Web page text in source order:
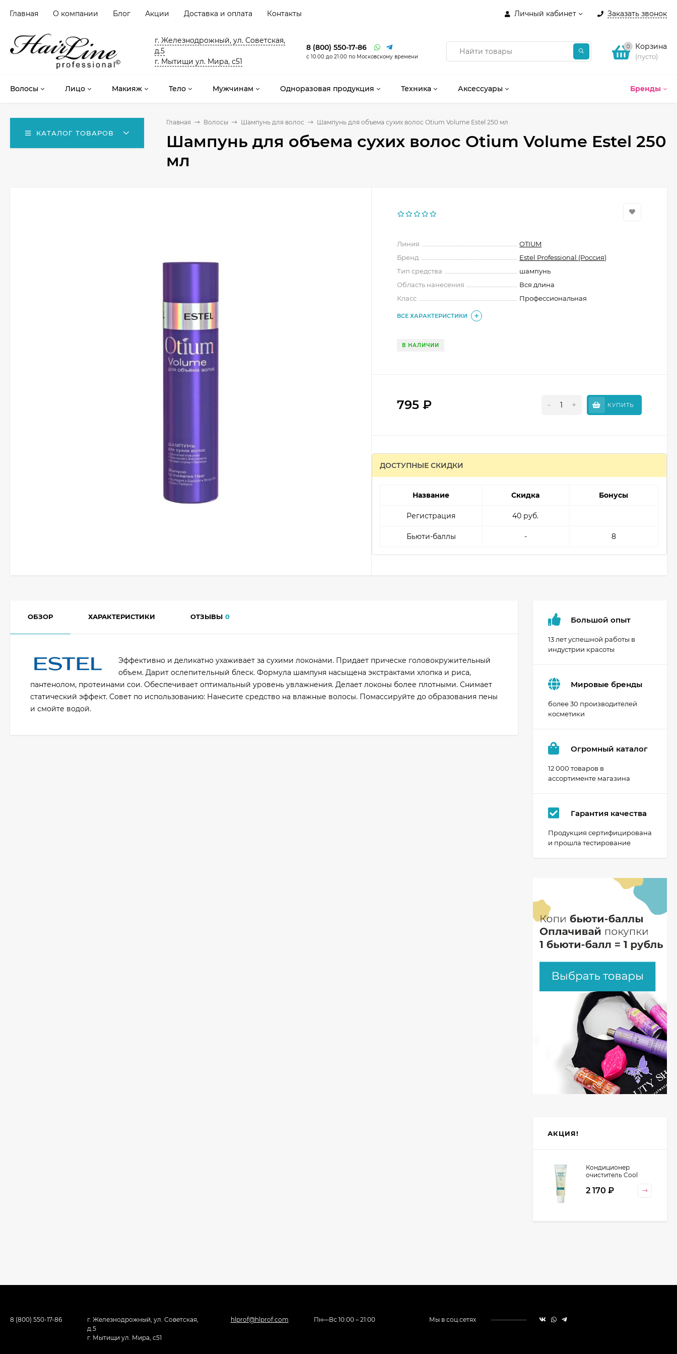
Личный кабинет Заказать звонок
Главная О компании Блог Акции Доставка и оплата Контакты
г. Железнодрожный, ул. Советская,
д.5
г. Мытищи ул. Мира, с51
8 (800) 550-17-86
с 10:00 до 21:00 по Московскому времени
0 Корзина
(пусто)
Бренды
Волосы Лицо Макияж Тело Мужчинам Одноразовая продукция Техника Аксессуары
КАТАЛОГ ТОВАРОВ
Главная Волосы Шампунь для волос Шампунь для объема сухих волос Otium Volume Estel 250 мл
Шампунь для объема сухих волос Otium Volume Estel 250
мл
Линия
OTIUM
Бренд
Estel Professional (Россия)
Тип средства
шампунь
Область нанесения
Вся длина
Класс
Профессиональная
ВСЕ ХАРАКТЕРИСТИКИ
В НАЛИЧИИ
795₽ - + КУПИТЬ
ДОСТУПНЫЕ СКИДКИ
Название Скидка Бонусы
Регистрация 40 руб.
Бьюти-баллы - 8
ОБЗОР ХАРАКТЕРИСТИКИ ОТЗЫВЫ 0
Эффективно и деликатно ухаживает за сухими локонами. Придает прическе головокружительный
объем. Дарит ослепительный блеск. Формула шампуня насыщена экстрактами хлопка и риса,
пантенолом, протеинами сои. Обеспечивает оптимальный уровень увлажнения. Делает локоны более плотными. Снимает
статический эффект. Совет по использованию: Нанесите средство на влажные волосы. Помассируйте до образования пены
и смойте водой.
Большой опыт
13 лет успешной работы в
индустрии красоты
Мировые бренды
более 30 производителей
косметики
Огромный каталог
12 000 товаров в
ассортименте магазина
Гарантия качества
Продукция сертифицирована
и прошла тестирование
АКЦИЯ!
Кондиционер
очиститель Cool
Cosmetics, 130 гр
2 170 ₽
8 (800) 550-17-86
г. Железнодрожный, ул. Советская,
д.5
г. Мытищи ул. Мира, с51
hlprof@hlprof.com Пн—Вс 10:00 – 21:00 Мы в соц.сетях